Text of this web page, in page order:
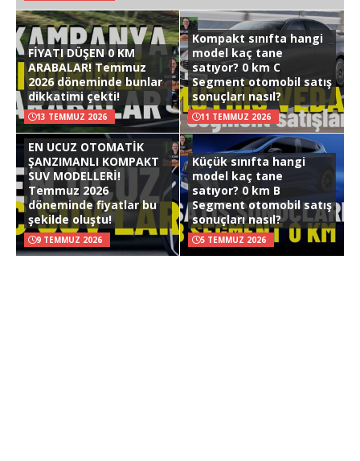
FİYATI DÜŞEN 0 KM
ARABALAR! Temmuz
2026 döneminde bunlar
dikkatimi çekti!
13 TEMMUZ 2026
Kompakt sınıfta hangi
model kaç tane
satıyor? 0 km C
Segment otomobil satış
sonuçları nasıl?
11 TEMMUZ 2026
EN UCUZ OTOMATİK
ŞANZIMANLI KOMPAKT
SUV MODELLERİ!
Temmuz 2026
döneminde fiyatlar bu
şekilde oluştu!
9 TEMMUZ 2026
Küçük sınıfta hangi
model kaç tane
satıyor? 0 km B
Segment otomobil satış
sonuçları nasıl?
5 TEMMUZ 2026